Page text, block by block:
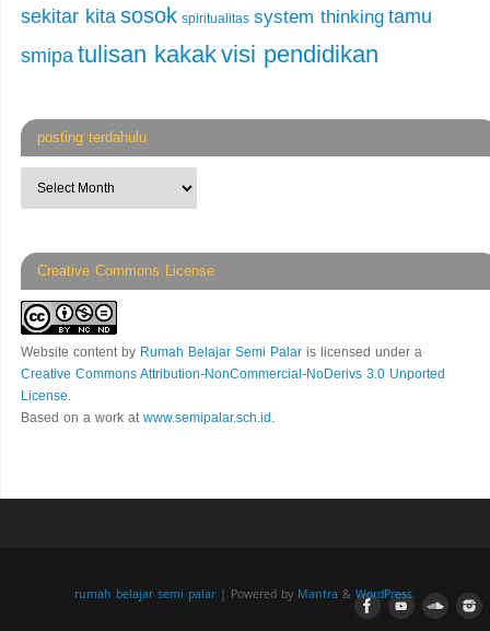
sekitar kitasosok spiritualitas system thinking tamu
smipa tulisan kakakvisi pendidikan
posting terdahulu
Creative Commons License
Website content by Rumah Belajar Semi Palar is licensed under a
Creative Commons Attribution-NonCommercial-NoDerivs 3.0 Unported
License
Based on a work at www.semipalar.sch.id
rumah belajar semi palar | Powered by Mantra & WordPress.